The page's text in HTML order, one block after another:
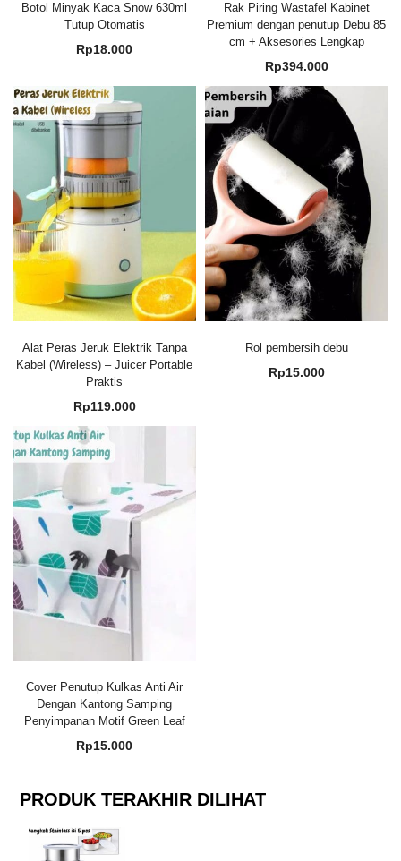
Botol Minyak Kaca Snow 630ml
Tutup Otomatis
Rp18.000
Rak Piring Wastafel Kabinet
Premium dengan penutup Debu 85
cm + Aksesories Lengkap
Rp394.000
Alat Peras Jeruk Elektrik Tanpa
Kabel (Wireless) – Juicer Portable
Praktis
Rp119.000
Rol pembersih debu
Rp15.000
Cover Penutup Kulkas Anti Air
Dengan Kantong Samping
Penyimpanan Motif Green Leaf
Rp15.000
PRODUK TERAKHIR DILIHAT